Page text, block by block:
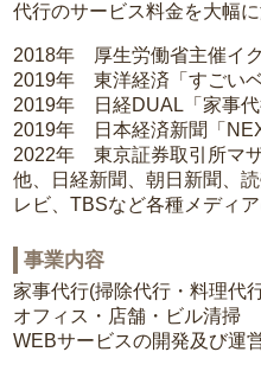
代行のサービス料金を大幅
2018年 厚生労働省主催イ
2019年 東洋経済「すごい
2019年 日経DUAL「家事代
2019年 日本経済新聞「
2022年 東京証券取引所マ
他、日経新聞、朝日新聞、
レビ、TBSなど各種メディ
事業内容
家事代行(掃除代行・料理代
オフィス・店舗・ビル清掃
WEBサービスの開発及び運